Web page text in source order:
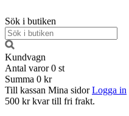
Sök i butiken
Kundvagn
Antal varor 0 st
Summa 0 kr
Till kassan Mina sidor Logga in
500 kr kvar till fri frakt.